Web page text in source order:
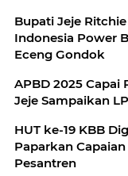
Bupati Jeje Ritchie Ismail
Indonesia Power
Eceng Gondok
APBD 2025 Capai
Jeje Sampaikan
HUT ke-19 KBB
Paparkan Capaian Makro dan Sahkan Perbup
Pesantren